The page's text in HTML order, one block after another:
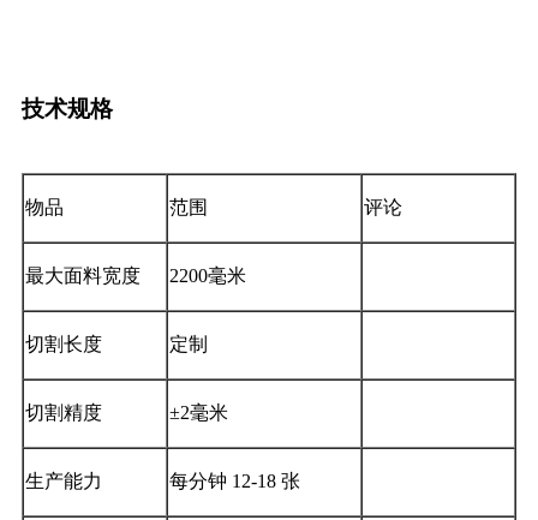
技术规格
物品 范围 评论
最大面料宽度 2200毫米
切割长度 定制
切割精度 ±2毫米
生产能力 每分钟 12-18 张